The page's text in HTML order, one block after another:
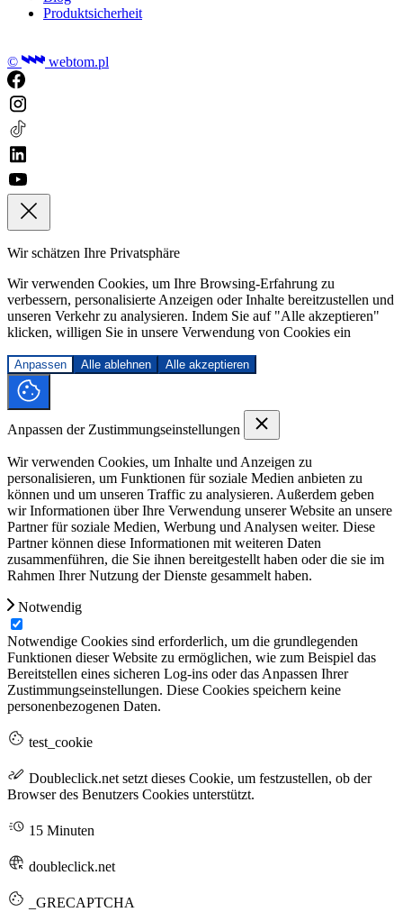
Produktsicherheit
© webtom.pl
Wir schätzen Ihre Privatsphäre
Wir verwenden Cookies, um Ihre Browsing-Erfahrung zu
verbessern, personalisierte Anzeigen oder Inhalte bereitzustellen und
unseren Verkehr zu analysieren. Indem Sie auf "Alle akzeptieren"
klicken, willigen Sie in unsere Verwendung von Cookies ein
Anpassen Alle ablehnen Alle akzeptieren
Anpassen der Zustimmungseinstellungen
Wir verwenden Cookies, um Inhalte und Anzeigen zu
personalisieren, um Funktionen für soziale Medien anbieten zu
können und um unseren Traffic zu analysieren. Außerdem geben
wir Informationen über Ihre Verwendung unserer Website an unsere
Partner für soziale Medien, Werbung und Analysen weiter. Diese
Partner können diese Informationen mit weiteren Daten
zusammenführen, die Sie ihnen bereitgestellt haben oder die sie im
Rahmen Ihrer Nutzung der Dienste gesammelt haben.
Notwendig
Notwendige Cookies sind erforderlich, um die grundlegenden
Funktionen dieser Website zu ermöglichen, wie zum Beispiel das
Bereitstellen eines sicheren Log-ins oder das Anpassen Ihrer
Zustimmungseinstellungen. Diese Cookies speichern keine
personenbezogenen Daten.
test_cookie
Doubleclick.net setzt dieses Cookie, um festzustellen, ob der
Browser des Benutzers Cookies unterstützt.
15 Minuten
doubleclick.net
_GRECAPTCHA